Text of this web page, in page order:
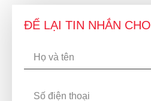
ĐỂ LẠI TIN NHẮN CHO